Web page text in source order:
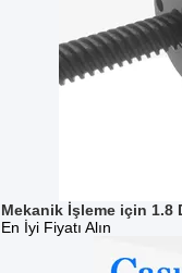
Mekanik İşleme için 1.8
En İyi Fiyatı Alın